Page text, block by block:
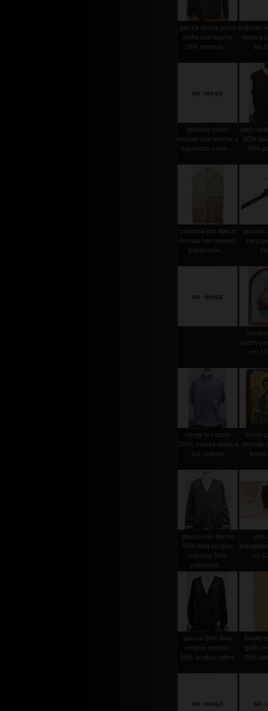
giacca donna punto
stoffa con tasche
50% merinos ...
pullover
manica
blu
giubbino punto
tessuto con tasche a
sacchetto misto ...
gilet
50%
50%
custodia per abiti in
tessuto non tessuto
traspirante ...
gruccia
nero
sacro
clergy in cotone
100% mezza manica
col. celeste
icona
michele
bordo
giacca con trecce
50% lana vergine
merinos 50%
poliestere ...
velo
giacca 50% lana
vergine merinos
50% acrilico colore
giallo
78%